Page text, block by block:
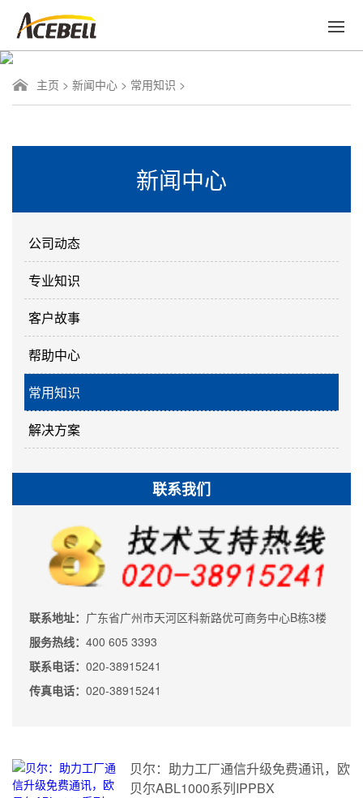
主页 > 新闻中心 > 常用知识 >
新闻中心
公司动态
专业知识
客户故事
帮助中心
常用知识
解决方案
联系我们
联系地址： 广东省广州市天河区科新路优可商务中心B栋3楼
服务热线： 400 605 3393
联系电话： 020-38915241
传真电话： 020-38915241
贝尔：助力工厂通信升级免费通讯，欧
贝尔ABL1000系列IPPBX